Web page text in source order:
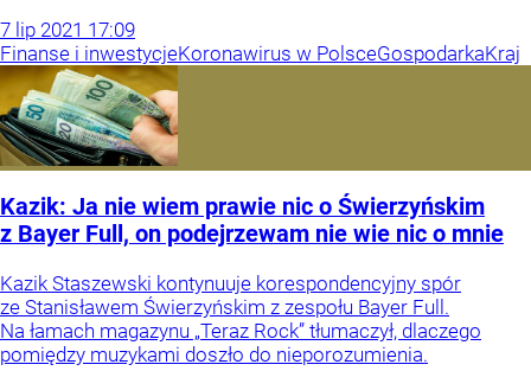
7 lip 2021 17:09
Finanse i inwestycjeKoronawirus w PolsceGospodarkaKraj
Kazik: Ja nie wiem prawie nic o Świerzyńskim
z Bayer Full, on podejrzewam nie wie nic o mnie
Kazik Staszewski kontynuuje korespondencyjny spór
ze Stanisławem Świerzyńskim z zespołu Bayer Full.
Na łamach magazynu „Teraz Rock” tłumaczył, dlaczego
pomiędzy muzykami doszło do nieporozumienia.